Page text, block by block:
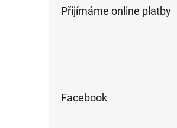
Přijímáme online platby
Facebook